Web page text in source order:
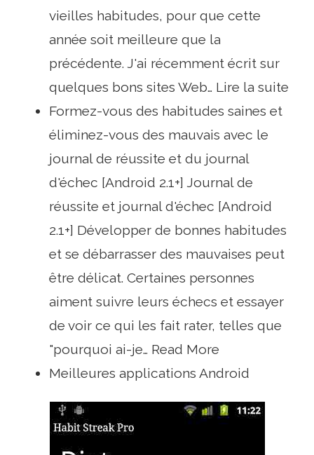
vieilles habitudes, pour que cette
année soit meilleure que la
précédente. J'ai récemment écrit sur
quelques bons sites Web… Lire la suite
Formez-vous des habitudes saines et
éliminez-vous des mauvais avec le
journal de réussite et du journal
d'échec [Android 2.1+] Journal de
réussite et journal d'échec [Android
2.1+] Développer de bonnes habitudes
et se débarrasser des mauvaises peut
être délicat. Certaines personnes
aiment suivre leurs échecs et essayer
de voir ce qui les fait rater, telles que
"pourquoi ai-je… Read More
Meilleures applications Android